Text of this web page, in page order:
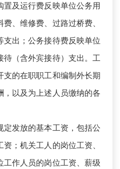
置及运行费反映单位公务用
、维修费、过路过桥费、
支出；公务接待费反映单位
待（含外宾接待）支出。工
支的在职职工和编制外长期
，以及为上述人员缴纳的各
定发放的基本工资，包括公
；机关工人的岗位工资、
工作人员的岗位工资、薪级